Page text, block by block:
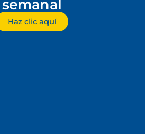
semanal
Haz clic aquí